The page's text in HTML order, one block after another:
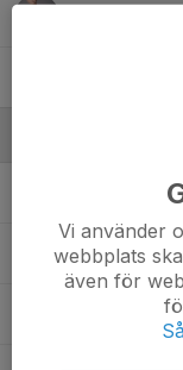
Christian
Fredrik
Jenny
Vi använder
webbplats
även för